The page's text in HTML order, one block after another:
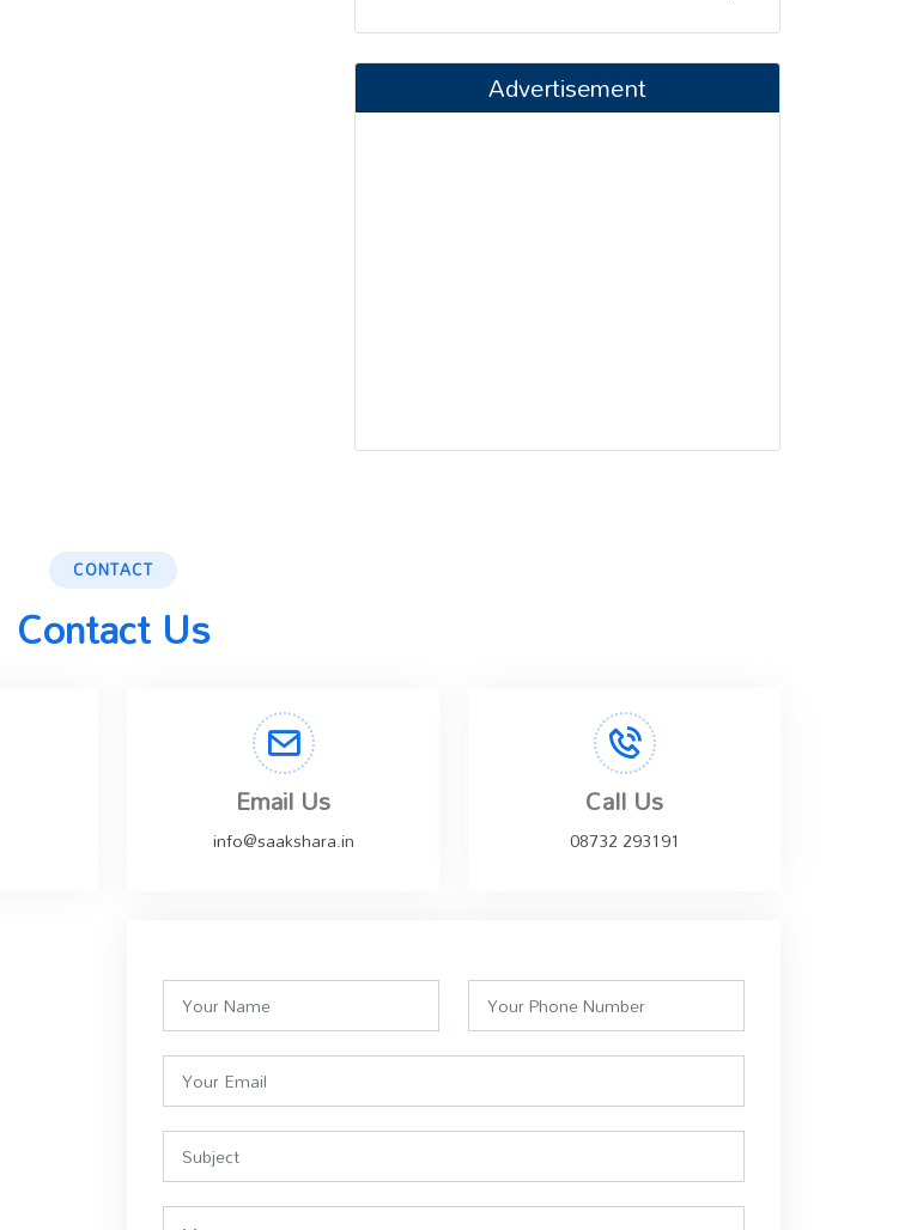
Advertisement
CONTACT
Contact Us
Email Us
info@saakshara.in
Call Us
08732 293191